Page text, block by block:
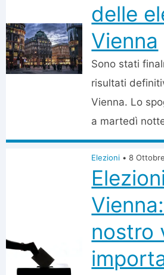
delle
Vienna
Sono stati
risultati
Vienna. Lo
a martedì
Elezioni • 8
nostro